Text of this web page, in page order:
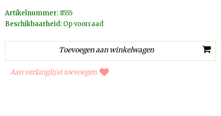
Artikelnummer: 8555
Beschikbaarheid: Op voorraad
Aan verlanglijst toevoegen